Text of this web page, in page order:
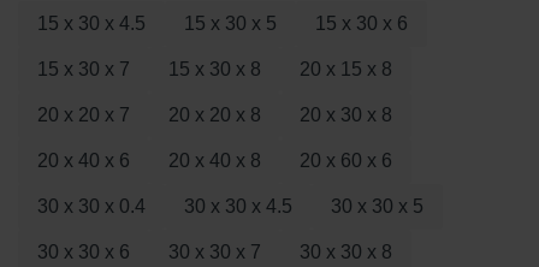
15 x 30 x 4.5 15 x 30 x 5 15 x 30 x 6
15 x 30 x 7 15 x 30 x 8 20 x 15 x 8
20 x 20 x 7 20 x 20 x 8 20 x 30 x 8
20 x 40 x 6 20 x 40 x 8 20 x 60 x 6
30 x 30 x 0.4 30 x 30 x 4.5 30 x 30 x 5
30 x 30 x 6 30 x 30 x 7 30 x 30 x 8